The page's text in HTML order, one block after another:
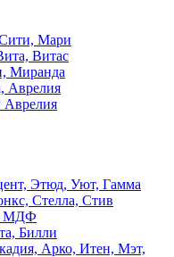
Мари
Витас
Миранда
Аврелия
Этюд, Уют, Гамма
Стелла, Стив
МДФ
Билли
Арко, Итен, Мэт,